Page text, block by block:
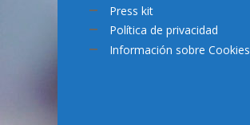
Press kit
Política de privacidad
Información sobre Cookies